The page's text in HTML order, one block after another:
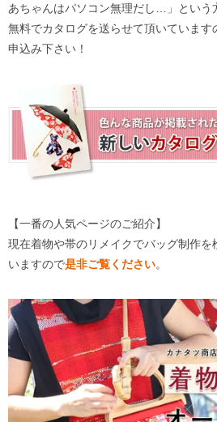
あちゃんはパソコン無理だし…」という
無料でカタログを送らせて頂いています
申込み下さい！
【一番の人気ページのご紹介】
現在着物や帯のリメイクでバッグ制作を
いますので是非ご覧ください。